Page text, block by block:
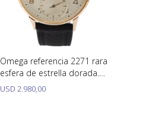
Omega referencia 2271 rara
esfera de estrella dorada.
Calibre 30T2PC oro rosa
USD 2.980,00